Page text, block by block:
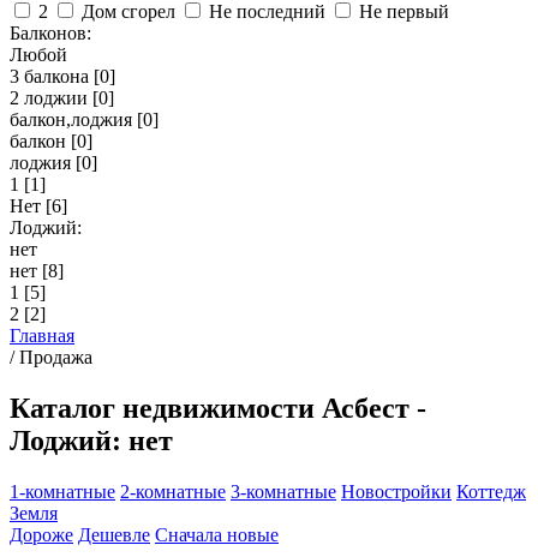
2 Дом сгорел Не последний
Не первый
Балконов:
Любой
3 балкона [0]
2 лоджии [0]
балкон,лоджия [0]
балкон [0]
лоджия [0]
1 [1]
Нет [6]
Лоджий:
нет
нет [8]
1 [5]
2 [2]
Главная
/Продажа
Каталог недвижимости Асбест -
Лоджий: нет
1-комнатные 2-комнатные 3-комнатные Новостройки Коттедж
Земля
Дороже Дешевле Сначала новые